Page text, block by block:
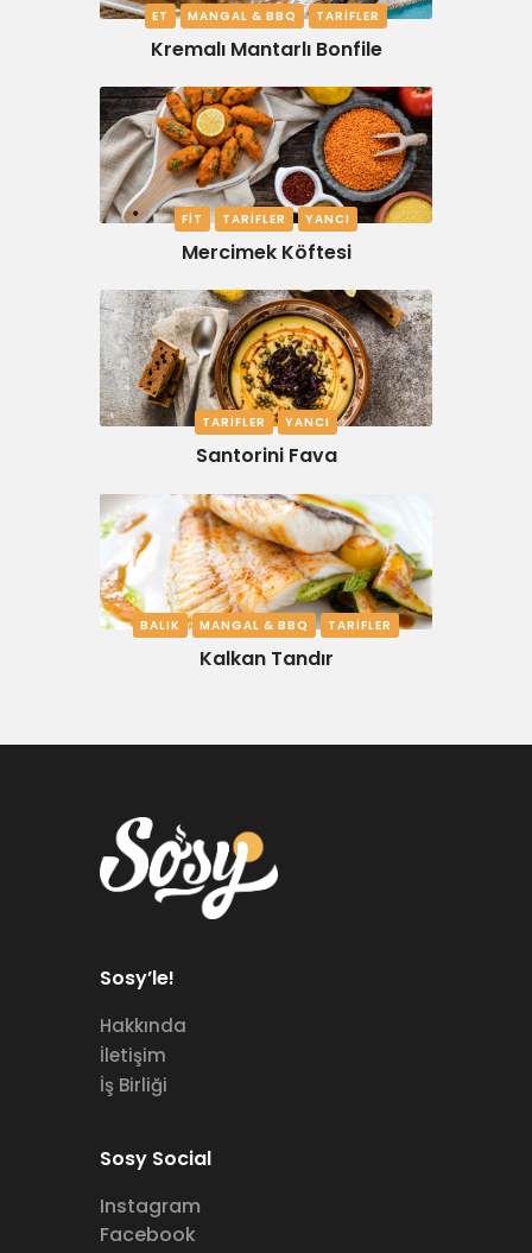
ET MANGAL & BBQ TARIFLER
Kremalı Mantarlı Bonfile
FIT TARIFLER YANCI
Mercimek Köftesi
TARIFLER YANCI
Santorini Fava
BALIK MANGAL & BBQ TARIFLER
Kalkan Tandır
Sosy’le!
Hakkında
İletişim
İş Birliği
Sosy Social
Instagram
Facebook